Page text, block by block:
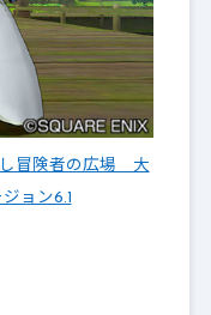
冒険者の広場 大
ョン6.1